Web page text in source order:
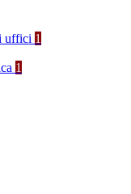
uffici 1
1